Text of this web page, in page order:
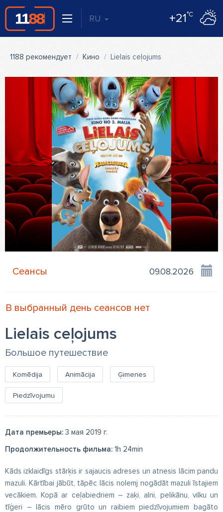
RU +21°C
1188 рекомендует Кино Lielais ceļojums
Сеансы
В выбранный день сеансов нет
Lielais ceļojums
Большое путешествие
Komēdija Animācija Ģimenes
Piedzīvojumu
Дата премьеры: 3 мая 2019 г.
Продолжительность фильма: 1h 24min
Kāds izklaidīgs stārķis ir sajaucis adreses un atnesis lācim pandu
mazuli. Kārtībai jābūt, tāpēc lācis nolemj nogādāt mazuli īstajiem
vecākiem. Kopā ar ceļabiedriem – zaķi, alni, pelikānu, vilku un
tīģeri – lācis mēro grūto un raibiem piedzīvojumiem bagāto